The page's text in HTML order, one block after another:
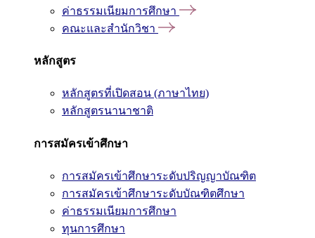
ค่าธรรมเนียมการศึกษา
คณะและสำนักวิชา
หลักสูตร
หลักสูตรที่เปิดสอน (ภาษาไทย)
หลักสูตรนานาชาติ
การสมัครเข้าศึกษา
การสมัครเข้าศึกษาระดับปริญญาบัณฑิต
การสมัครเข้าศึกษาระดับบัณฑิตศึกษา
ค่าธรรมเนียมการศึกษา
ทุนการศึกษา